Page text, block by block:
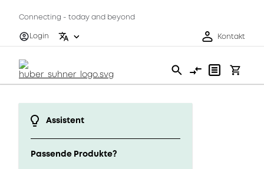
Connecting - today and beyond
Login
Kontakt
Assistent
Passende Produkte?